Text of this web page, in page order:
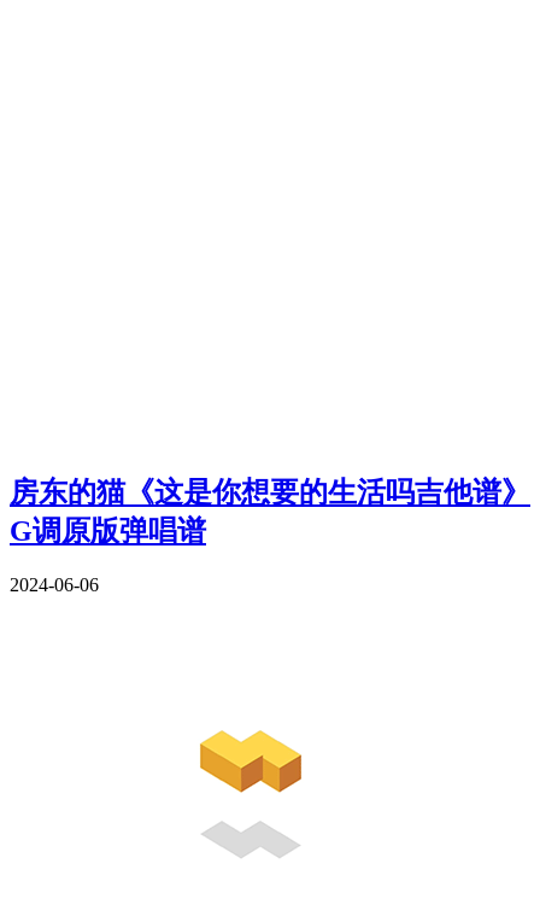
房东的猫《这是你想要的生活吗吉他谱》
G调原版弹唱谱
2024-06-06